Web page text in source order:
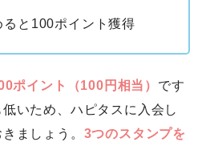
ると100ポイント獲得
ポイント（100円相当） です
いため、ハピタスに入会し
ましょう。 3つのスタンプを